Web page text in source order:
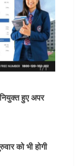
हुए अपर
को भी होगी